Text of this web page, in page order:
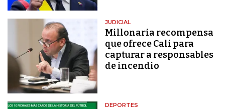
JUDICIAL
Millonaria recompensa
que ofrece Cali para
capturar a responsables
de incendio
DEPORTES